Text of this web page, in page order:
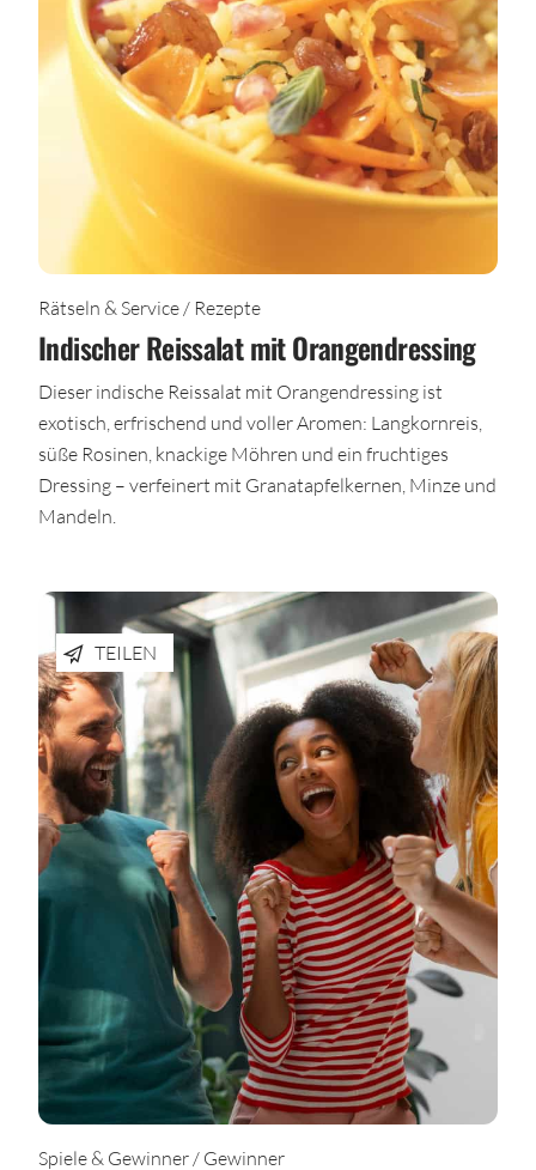
Rätseln & Service / Rezepte
Indischer Reissalat mit Orangendressing
Dieser indische Reissalat mit Orangendressing ist
exotisch, erfrischend und voller Aromen: Langkornreis,
süße Rosinen, knackige Möhren und ein fruchtiges
Dressing – verfeinert mit Granatapfelkernen, Minze und
Mandeln.
TEILEN
Spiele & Gewinner / Gewinner